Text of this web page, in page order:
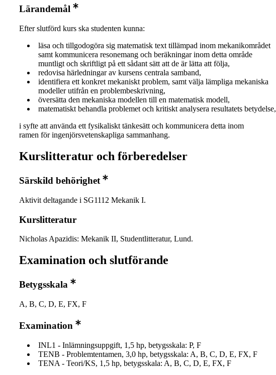
Lärandemål
Efter slutförd kurs ska studenten kunna:
läsa och tillgodogöra sig matematisk text tillämpad inom mekanikområdet
samt kommunicera resonemang och beräkningar inom detta område
muntligt och skriftligt på ett sådant sätt att de är lätta att följa,
redovisa härledningar av kursens centrala samband,
identifiera ett konkret mekaniskt problem, samt välja lämpliga mekaniska
modeller utifrån en problembeskrivning,
översätta den mekaniska modellen till en matematisk modell,
matematiskt behandla problemet och kritiskt analysera resultatets betydelse,
i syfte att använda ett fysikaliskt tänkesätt och kommunicera detta inom
ramen för ingenjörsvetenskapliga sammanhang.
Kurslitteratur och förberedelser
Särskild behörighet
Aktivit deltagande i SG1112 Mekanik I.
Kurslitteratur
Nicholas Apazidis: Mekanik II, Studentlitteratur, Lund.
Examination och slutförande
Betygsskala
A, B, C, D, E, FX, F
Examination
INL1 - Inlämningsuppgift, 1,5 hp, betygsskala: P, F
TENB - Problemtentamen, 3,0 hp, betygsskala: A, B, C, D, E, FX, F
TENA - Teori/KS, 1,5 hp, betygsskala: A, B, C, D, E, FX, F